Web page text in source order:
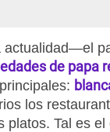
de papa
los
platos. Tal es